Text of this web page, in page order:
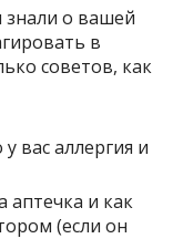
о вашей
в
советов, как
вас аллергия и
аптечка и как
(если он